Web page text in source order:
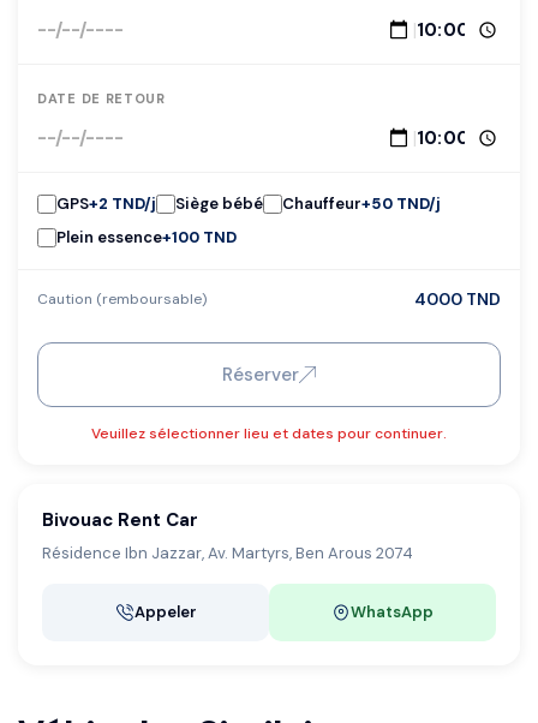
|
DATE DE RETOUR
|
GPS+2 TND/j Siège bébé Chauffeur+50 TND/j
Plein essence+100 TND
Caution (remboursable) 4000 TND
Réserver
Veuillez sélectionner lieu et dates pour continuer.
Bivouac Rent Car
Résidence Ibn Jazzar, Av. Martyrs, Ben Arous 2074
Appeler WhatsApp